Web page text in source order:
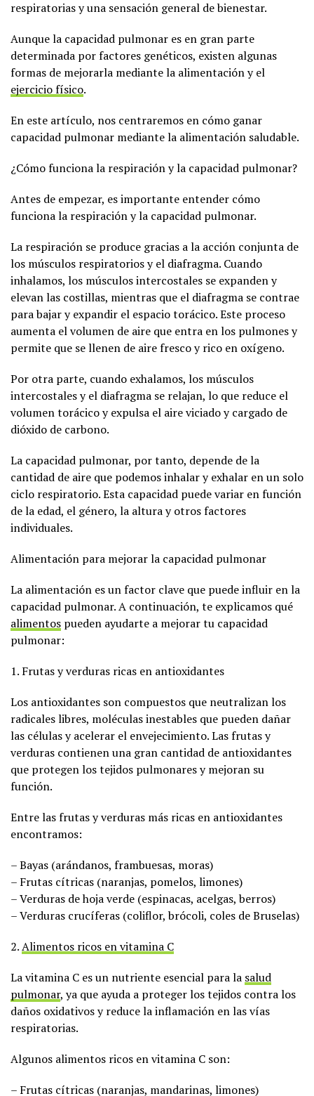
respiratorias y una sensación general de bienestar.
Aunque la capacidad pulmonar es en gran parte
determinada por factores genéticos, existen algunas
formas de mejorarla mediante la alimentación y el
ejercicio físico.
En este artículo, nos centraremos en cómo ganar
capacidad pulmonar mediante la alimentación saludable.
¿Cómo funciona la respiración y la capacidad pulmonar?
Antes de empezar, es importante entender cómo
funciona la respiración y la capacidad pulmonar.
La respiración se produce gracias a la acción conjunta de
los músculos respiratorios y el diafragma. Cuando
inhalamos, los músculos intercostales se expanden y
elevan las costillas, mientras que el diafragma se contrae
para bajar y expandir el espacio torácico. Este proceso
aumenta el volumen de aire que entra en los pulmones y
permite que se llenen de aire fresco y rico en oxígeno.
Por otra parte, cuando exhalamos, los músculos
intercostales y el diafragma se relajan, lo que reduce el
volumen torácico y expulsa el aire viciado y cargado de
dióxido de carbono.
La capacidad pulmonar, por tanto, depende de la
cantidad de aire que podemos inhalar y exhalar en un solo
ciclo respiratorio. Esta capacidad puede variar en función
de la edad, el género, la altura y otros factores
individuales.
Alimentación para mejorar la capacidad pulmonar
La alimentación es un factor clave que puede influir en la
capacidad pulmonar. A continuación, te explicamos qué
alimentos pueden ayudarte a mejorar tu capacidad
pulmonar:
1. Frutas y verduras ricas en antioxidantes
Los antioxidantes son compuestos que neutralizan los
radicales libres, moléculas inestables que pueden dañar
las células y acelerar el envejecimiento. Las frutas y
verduras contienen una gran cantidad de antioxidantes
que protegen los tejidos pulmonares y mejoran su
función.
Entre las frutas y verduras más ricas en antioxidantes
encontramos:
– Bayas (arándanos, frambuesas, moras)
– Frutas cítricas (naranjas, pomelos, limones)
– Verduras de hoja verde (espinacas, acelgas, berros)
– Verduras crucíferas (coliflor, brócoli, coles de Bruselas)
2.Alimentos ricos en vitamina C
La vitamina C es un nutriente esencial para la salud
pulmonar, ya que ayuda a proteger los tejidos contra los
daños oxidativos y reduce la inflamación en las vías
respiratorias.
Algunos alimentos ricos en vitamina C son:
– Frutas cítricas (naranjas, mandarinas, limones)